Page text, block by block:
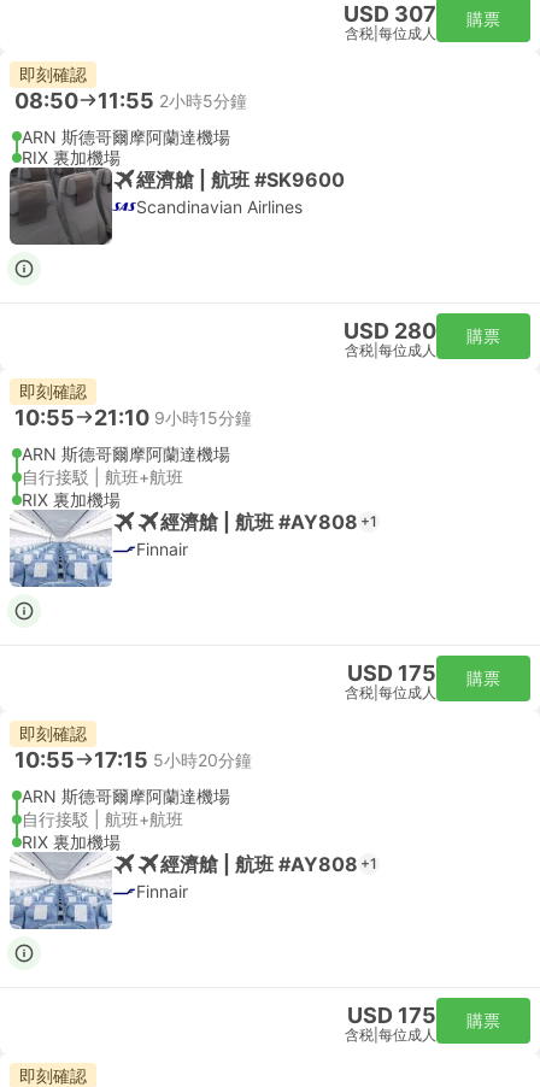
USD 307
含税 每位成人
購票
即刻確認
08:50 11:55 2小時5分鐘
ARN 斯德哥爾摩阿蘭達機場
RIX 裏加機場
經濟艙 | 航班 #SK9600
Scandinavian Airlines
USD 280
含税 每位成人
購票
即刻確認
10:55 21:10 9小時15分鐘
ARN 斯德哥爾摩阿蘭達機場
自行接駁 | 航班+航班
RIX 裏加機場
經濟艙 | 航班 #AY808 +1
Finnair
USD 175
含税 每位成人
購票
即刻確認
10:55 17:15 5小時20分鐘
ARN 斯德哥爾摩阿蘭達機場
自行接駁 | 航班+航班
RIX 裏加機場
經濟艙 | 航班 #AY808 +1
Finnair
USD 175
含税 每位成人
購票
即刻確認